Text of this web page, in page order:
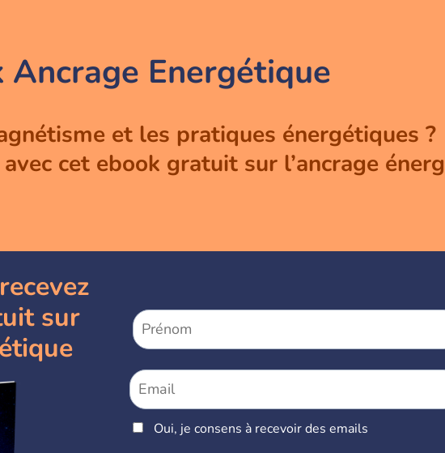
Ancrage Energétique
et les pratiques énergétiques ?
cet ebook gratuit sur l’ancrage
sur
Oui, je consens à recevoir des emails